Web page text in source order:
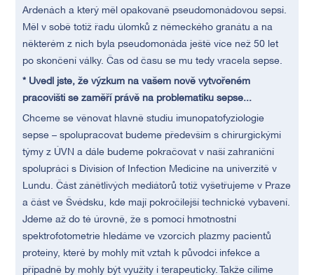
Ardenách a který měl opakovaně pseudomonádovou sepsi.
Měl v sobě totiž řadu úlomků z německého granátu a na
některém z nich byla pseudomonáda ještě více než 50 let
po skončení války. Čas od času se mu tedy vracela sepse.
* Uvedl jste, že výzkum na vašem nově vytvořeném
pracovišti se zaměří právě na problematiku sepse...
Chceme se věnovat hlavně studiu imunopatofyziologie
sepse – spolupracovat budeme především s chirurgickými
týmy z ÚVN a dále budeme pokračovat v naší zahraniční
spolupráci s Division of Infection Medicine na univerzitě v
Lundu. Část zánětlivých mediátorů totiž vyšetřujeme v Praze
a část ve Švédsku, kde mají pokročilejší technické vybavení.
Jdeme až do té úrovně, že s pomocí hmotnostní
spektrofotometrie hledáme ve vzorcích plazmy pacientů
proteiny, které by mohly mít vztah k původci infekce a
případně by mohly být využity i terapeuticky. Takže cílíme